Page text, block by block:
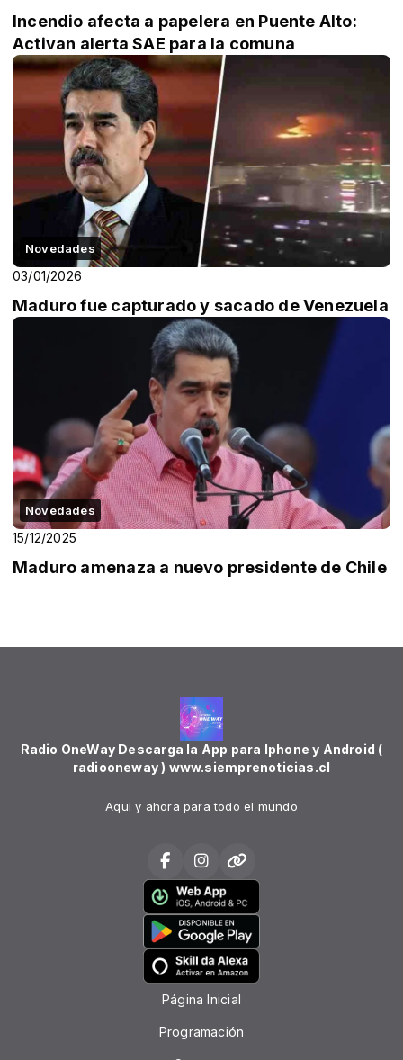
Incendio afecta a papelera en Puente Alto:
Activan alerta SAE para la comuna
Novedades
03/01/2026
Maduro fue capturado y sacado de Venezuela
Novedades
15/12/2025
Maduro amenaza a nuevo presidente de Chile
Radio OneWay Descarga la App para Iphone y Android (
radiooneway ) www.siemprenoticias.cl
Aqui y ahora para todo el mundo
Página Inicial
Programación